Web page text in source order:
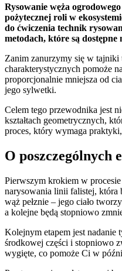
Rysowanie węża
pożytecznej roli w
do ćwiczenia technik
metodach, które są dostępne
Zanim zanurzymy się w tajniki
charakterystycznych pomoże
proporcjonalnie mniejsza od
jego sylwetki.
Celem tego przewodnika jest
kształtach geometrycznych,
proces, który wymaga
O poszczególnych
Pierwszym krokiem w
narysowania linii falistej, która
wąż pełznie – jego ciało
a kolejne będą stopniowo
Kolejnym etapem jest nadanie
środkowej części i stopniowo
wygięte, co pomoże Ci w